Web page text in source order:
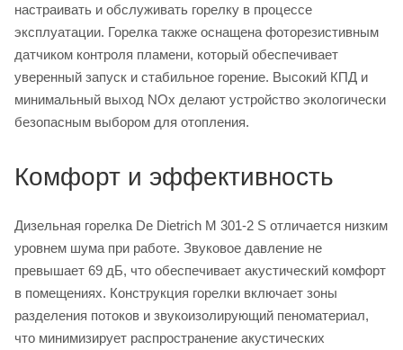
настраивать и обслуживать горелку в процессе
эксплуатации. Горелка также оснащена фоторезистивным
датчиком контроля пламени, который обеспечивает
уверенный запуск и стабильное горение. Высокий КПД и
минимальный выход NOx делают устройство экологически
безопасным выбором для отопления.
Комфорт и эффективность
Дизельная горелка De Dietrich M 301-2 S отличается низким
уровнем шума при работе. Звуковое давление не
превышает 69 дБ, что обеспечивает акустический комфорт
в помещениях. Конструкция горелки включает зоны
разделения потоков и звукоизолирующий пеноматериал,
что минимизирует распространение акустических